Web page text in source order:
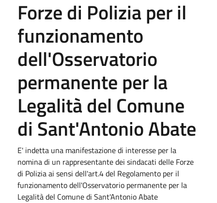
Forze di Polizia per il
funzionamento
dell'Osservatorio
permanente per la
Legalità del Comune
di Sant'Antonio Abate
E' indetta una manifestazione di interesse per la
nomina di un rappresentante dei sindacati delle Forze
di Polizia ai sensi dell'art.4 del Regolamento per il
funzionamento dell'Osservatorio permanente per la
Legalità del Comune di Sant'Antonio Abate